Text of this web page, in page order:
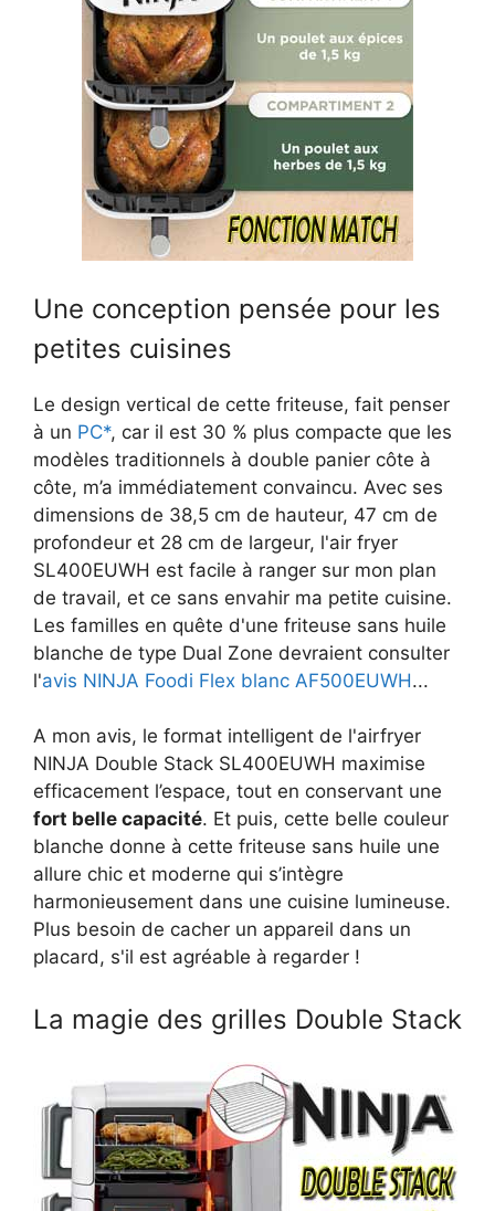
Une conception pensée pour les
petites cuisines
Le design vertical de cette friteuse, fait penser
à un PC*, car il est 30 % plus compacte que les
modèles traditionnels à double panier côte à
côte, m’a immédiatement convaincu. Avec ses
dimensions de 38,5 cm de hauteur, 47 cm de
profondeur et 28 cm de largeur, l'air fryer
SL400EUWH est facile à ranger sur mon plan
de travail, et ce sans envahir ma petite cuisine.
Les familles en quête d'une friteuse sans huile
blanche de type Dual Zone devraient consulter
l'avis NINJA Foodi Flex blanc AF500EUWH...
A mon avis, le format intelligent de l'airfryer
NINJA Double Stack SL400EUWH maximise
efficacement l’espace, tout en conservant une
fort belle capacité. Et puis, cette belle couleur
blanche donne à cette friteuse sans huile une
allure chic et moderne qui s’intègre
harmonieusement dans une cuisine lumineuse.
Plus besoin de cacher un appareil dans un
placard, s'il est agréable à regarder !
La magie des grilles Double Stack